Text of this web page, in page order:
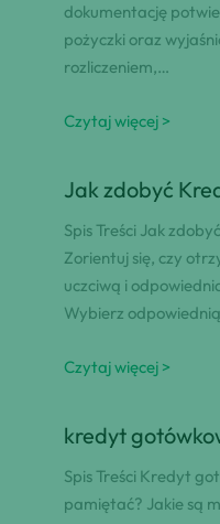
dokumentację
pożyczki oraz
rozliczeniem,…
Czytaj więcej >
Jak zdobyć
Spis Treści Jak
Zorientuj się, czy
uczciwą i
Wybierz
Czytaj więcej >
kredyt
Spis Treści Kredyt
pamiętać? Jakie są